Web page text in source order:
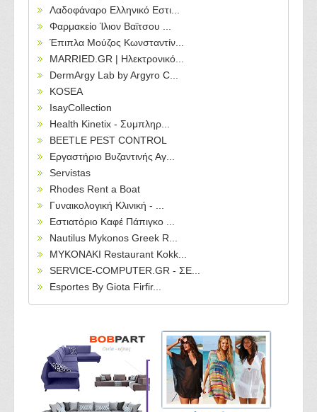
Λαδοφάναρο Ελληνικό Εστι...
Φαρμακείο Ίλιον Βαϊτσου ...
Έπιπλα Μούζος Κωνσταντίν...
MARRIED.GR | Ηλεκτρονικό...
DermArgy Lab by Argyro C...
KOSEA
IsayCollection
Health Kinetix - Συμπληρ...
BEETLE PEST CONTROL
Εργαστήριο Βυζαντινής Αγ...
Servistas
Rhodes Rent a Boat
Γυναικολογική Κλινική - ...
Εστιατόριο Καφέ Πάπιγκο ...
Nautilus Mykonos Greek R...
MYKONAKI Restaurant Kokk...
SERVICE-COMPUTER.GR - ΣΕ...
Esportes By Giota Firfir...